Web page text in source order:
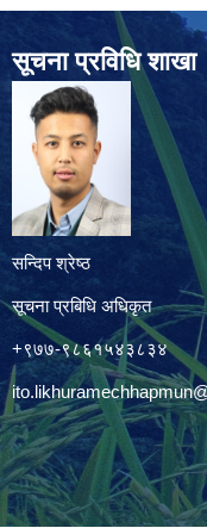
सूचना प्रविधि शाखा
सन्दिप श्रेष्ठ
सूचना प्रबिधि अधिकृत
+९७७-९८६१५४३८३४